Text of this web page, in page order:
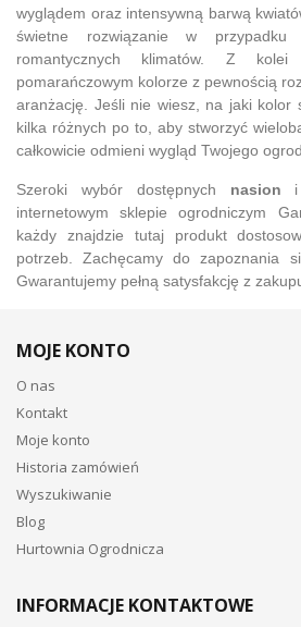
wyglądem oraz intensywną barwą
świetne rozwiązanie w przypadku
romantycznych klimatów. Z
pomarańczowym kolorze z pewnością
aranżację. Jeśli nie wiesz, na jaki kolor
kilka różnych po to, aby stworzyć
całkowicie odmieni wygląd Twojego
Szeroki wybór dostępnych nasion
internetowym sklepie ogrodniczym
każdy znajdzie tutaj produkt
potrzeb. Zachęcamy do zapoznania
Gwarantujemy pełną satysfakcję z
MOJE KONTO
O nas
Kontakt
Moje konto
Historia zamówień
Wyszukiwanie
Blog
Hurtownia Ogrodnicza
INFORMACJE KONTAKTOWE